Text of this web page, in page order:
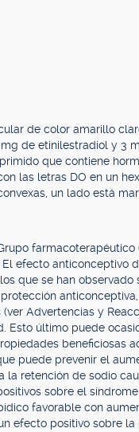
de color amarillo
de etinilestradiol y 3
que contiene
las letras DO en un
un lado está
farmacoterapéutico
El efecto anticonceptivo
que se han
Advertencias y
Esto último puede
beneficiosas
puede prevenir el
la retención de sodio
sobre el
favorable con
efecto positivo sobre